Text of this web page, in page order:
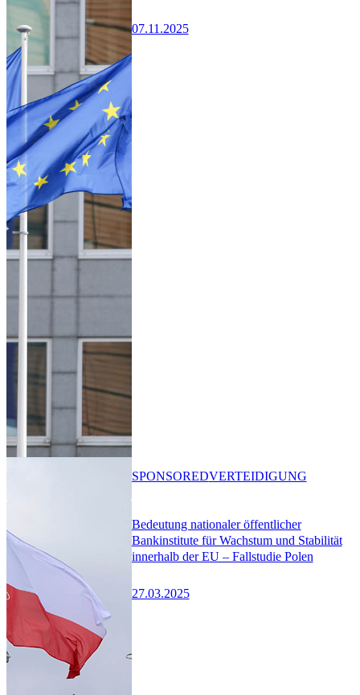
07.11.2025
Bedeutung nationaler öffentlicher
Bankinstitute für Wachstum und Stabilität
innerhalb der EU – Fallstudie Polen
27.03.2025
SPONSOREDVERTEIDIGUNG